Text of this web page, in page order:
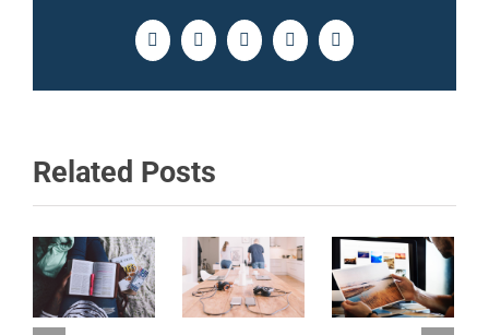
FacebookTwitterLinkedInPinterestEmail
Related Posts